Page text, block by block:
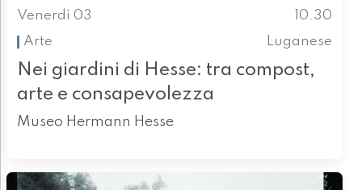
Venerdì 03
10.30
Arte
Luganese
Nei giardini di Hesse: tra compost,
arte e consapevolezza
Museo Hermann Hesse